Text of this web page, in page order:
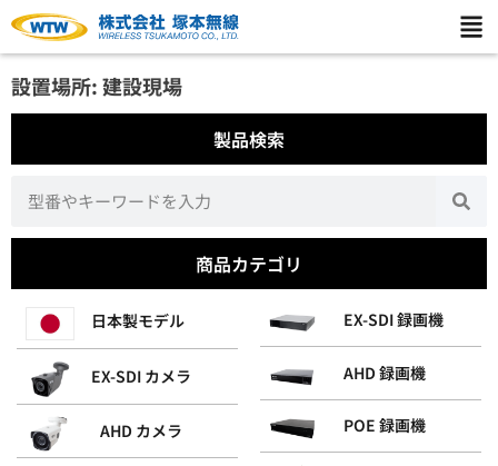
設置場所: 建設現場
製品検索
商品カテゴリ
日本製モデル
EX-SDI カメラ
AHD カメラ
EX-SDI 録画機
AHD 録画機
POE 録画機